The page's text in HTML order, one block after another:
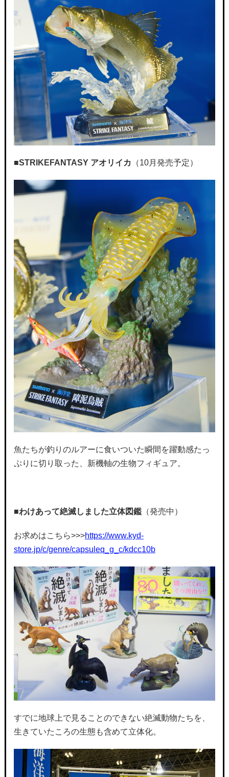
■STRIKEFANTASY アオリイカ （10月発売予定）
魚たちが釣りのルアーに食いついた瞬間を躍動感たっ
ぷりに切り取った、新機軸の生物フィギュア。
■わけあって絶滅しました立体図鑑（発売中）
お求めはこちら>>>https://www.kyd-
store.jp/c/genre/capsuleq_g_c/kdcc10b
すでに地球上で見ることのできない絶滅動物たちを、
生きていたころの生態も含めて立体化。